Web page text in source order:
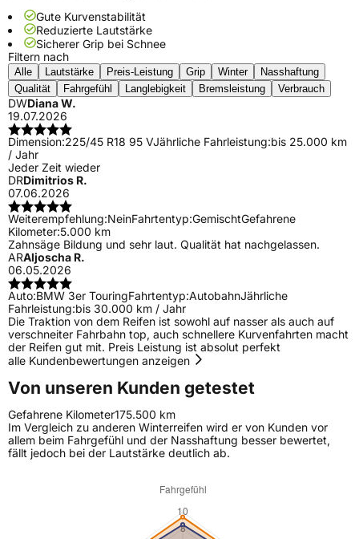
Gute Kurvenstabilität
Reduzierte Lautstärke
Sicherer Grip bei Schnee
Filtern nach
Alle Lautstärke Preis-Leistung Grip Winter
Nasshaftung
Qualität
Fahrgefühl Langlebigkeit Bremsleistung Verbrauch
DWDiana W.
19.07.2026
Dimension:225/45 R18 95 VJährliche Fahrleistung:bis 25.000 km
/ Jahr
Jeder Zeit wieder
DRDimitrios R.
07.06.2026
Weiterempfehlung:NeinFahrtentyp:GemischtGefahrene
Kilometer:5.000 km
Zahnsäge Bildung und sehr laut. Qualität hat nachgelassen.
ARAljoscha R.
06.05.2026
Auto:BMW 3er TouringFahrtentyp:AutobahnJährliche
Fahrleistung:bis 30.000 km / Jahr
Die Traktion von dem Reifen ist sowohl auf nasser als auch auf
verschneiter Fahrbahn top, auch schnellere Kurvenfahrten macht
der Reifen gut mit. Preis Leistung ist absolut perfekt
alle Kundenbewertungen anzeigen
Von unseren Kunden getestet
Gefahrene Kilometer175.500 km
Im Vergleich zu anderen Winterreifen wird er von Kunden vor
allem beim Fahrgefühl und der Nasshaftung besser bewertet,
fällt jedoch bei der Lautstärke deutlich ab.